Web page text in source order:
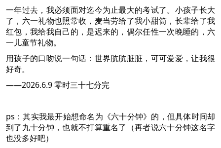
一年过去，我必须面对迄今为止最大的考试了。小孩子长大
了，六一礼物也照常收，麦当劳给了我小甜筒，长辈给了我
红包，我给我自己的，是迟来的，偶尔任性一次晚睡的，六
一儿童节礼物。
用孩子的口吻说一句话：世界肮肮脏脏，可可爱爱，让我很
好奇。
——2026.6.9 零时三十七分完
ps：其实我最开始想命名为《六十分钟》的，但具体时间却
到了九十分钟，也就不打算重名了（再者说六十分钟这名字
也没多好吧）